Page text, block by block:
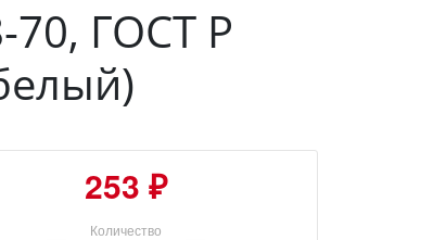
70, ГОСТ Р
253 ₽
Количество